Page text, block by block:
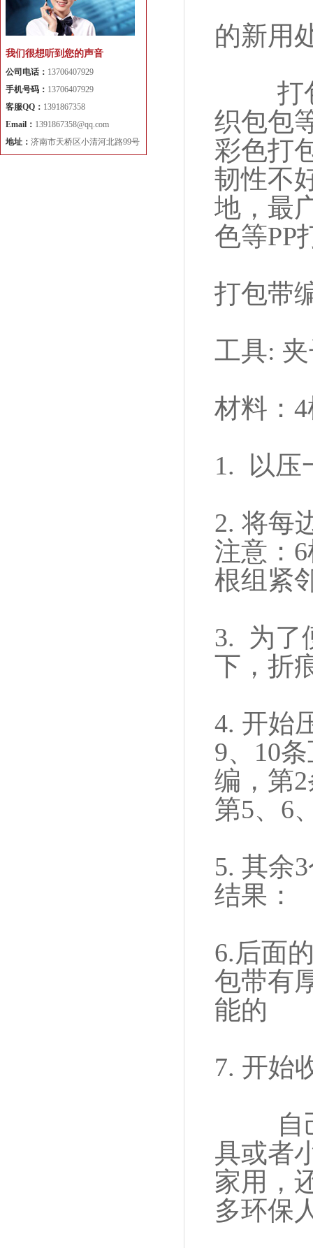
的新用
打包
织包包
彩色打
韧性不
地，最
色等PP
打包带
工具:
材料：
1. 以压
2. 将每
注意：
根组紧
3. 为了
下，折
4. 开始
9、10
编，第
第5、6
5. 其余
结果：
6.后面
包带有
能的
7. 开始
自己
具或者
家用，
多环保
我们很想听到您的声音
公司电话： 13706407929
手机号码： 13706407929
客服QQ： 1391867358
Email： 1391867358@qq.com
地址： 济南市天桥区小清河北路99号